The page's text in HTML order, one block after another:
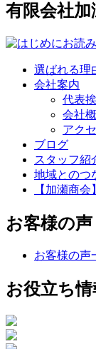
有限会社
選ばれる理
会社案内
代表
会社
アク
ブログ
スタッフ紹
地域とのつ
【加瀬商
お客様の声
お客様の声
お役立ち情